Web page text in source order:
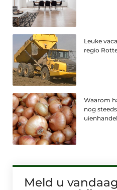
Leuke
regio
Waarom
nog
uienhandel
Meld u